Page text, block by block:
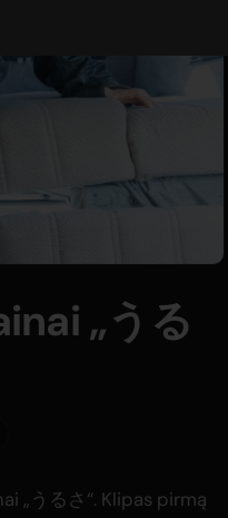
„うる
„うるさ“. Klipas pirmą